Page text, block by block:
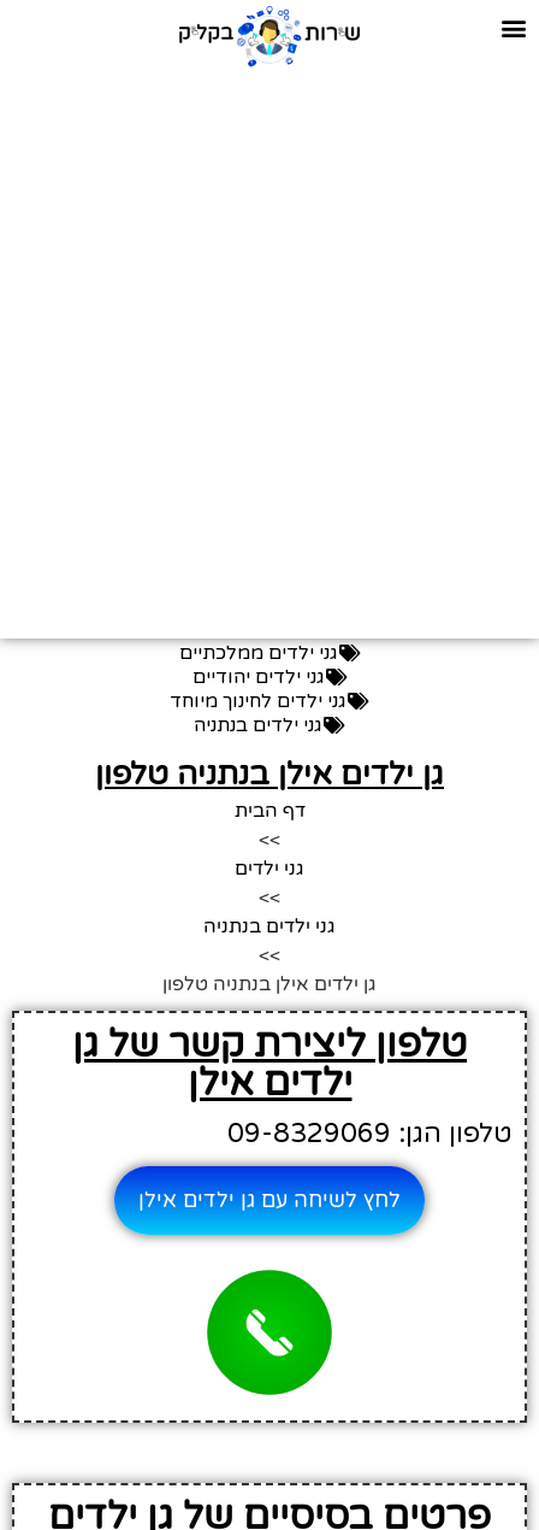
גני ילדים ממלכתיים
גני ילדים יהודיים
גני ילדים לחינוך מיוחד
גני ילדים בנתניה
גן ילדים אילן בנתניה טלפון
דף הבית
>>
גני ילדים
>>
גני ילדים בנתניה
>>
גן ילדים אילן בנתניה טלפון
טלפון ליצירת קשר של גן
ילדים אילן
טלפון הגן: 09-8329069
לחץ לשיחה עם גן ילדים אילן
פרטים בסיסיים של גן ילדים